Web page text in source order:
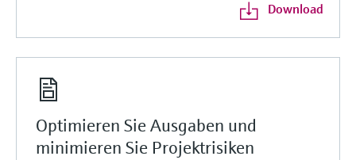
Download
Optimieren Sie Ausgaben und
minimieren Sie Projektrisiken